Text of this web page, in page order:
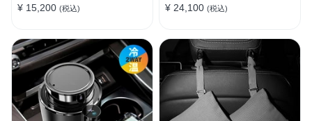
¥ 15,200 (税込) ¥ 24,100 (税込)